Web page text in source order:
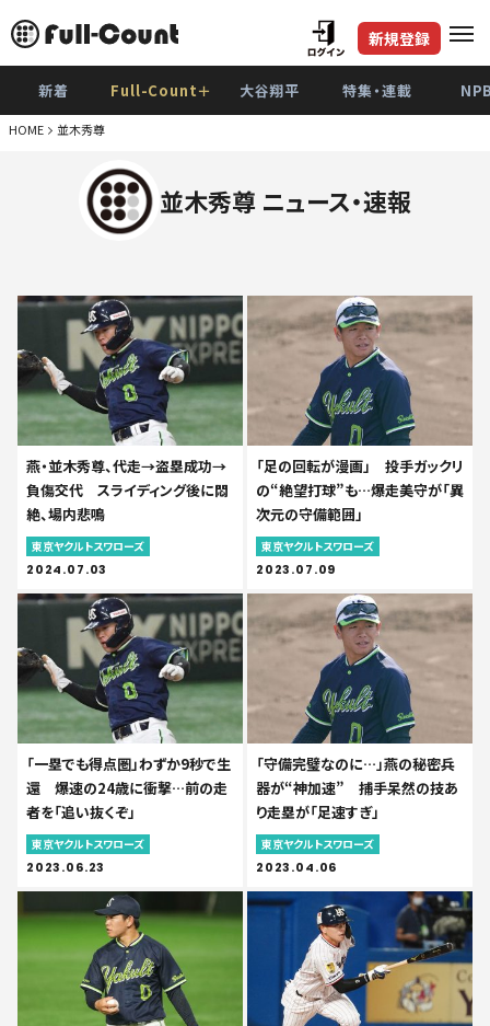
新規登録
新着 Full-Count＋ 大谷翔平 特集・連載
HOME 並木秀尊
並木秀尊 ニュース・速報
燕・並木秀尊、代走→盗塁成功→
負傷交代 スライディング後に悶
絶、場内悲鳴
東京ヤクルトスワローズ
2024.07.03
「足の回転が漫画」 投手ガックリ
の“絶望打球”も…爆走美守が「異
次元の守備範囲」
東京ヤクルトスワローズ
2023.07.09
「一塁でも得点圏」わずか9秒で生
還 爆速の24歳に衝撃…前の走
者を「追い抜くぞ」
東京ヤクルトスワローズ
2023.06.23
「守備完璧なのに…」燕の秘密兵
器が“神加速” 捕手呆然の技あ
り走塁が「足速すぎ」
東京ヤクルトスワローズ
2023.04.06